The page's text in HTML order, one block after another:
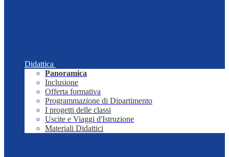
Didattica
Panoramica
Inclusione
Offerta formativa
Programmazione di Dipartimento
I progetti delle classi
Uscite e Viaggi d'Istruzione
Materiali Didattici